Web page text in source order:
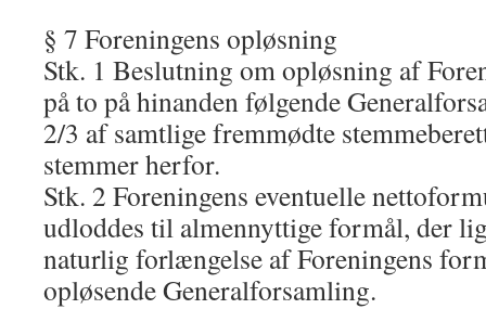
§ 7 Foreningens opløsning
Stk. 1 Beslutning om opløsning af
på to på hinanden følgende
2/3 af samtlige fremmødte
stemmer herfor.
Stk. 2 Foreningens eventuelle
udloddes til almennyttige formål, der
naturlig forlængelse af Foreningens
opløsende Generalforsamling.